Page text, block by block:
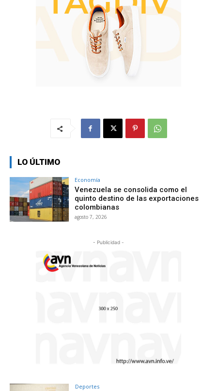
LO ÚLTIMO
Economía
Venezuela se consolida como el
quinto destino de las exportaciones
colombianas
agosto 7, 2026
- Publicidad -
Deportes